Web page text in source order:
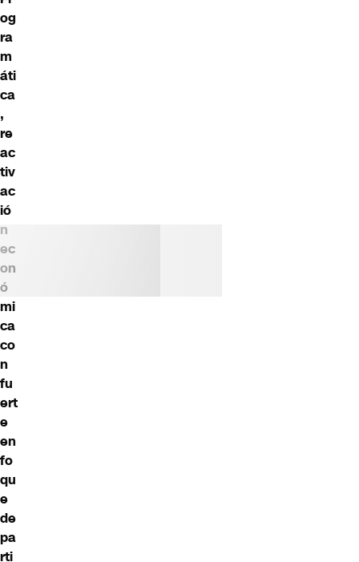
og
ra
m
áti
ca
,
re
ac
tiv
ac
ió
n
ec
on
ó
mi
ca
co
n
fu
ert
e
en
fo
qu
e
de
pa
rti